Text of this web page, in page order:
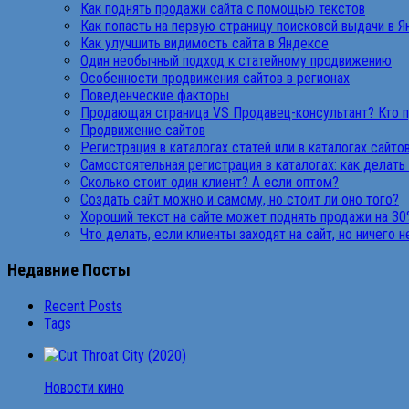
Как поднять продажи сайта с помощью текстов
Как попасть на первую страницу поисковой выдачи в
Как улучшить видимость сайта в Яндексе
Один необычный подход к статейному продвижению
Особенности продвижения сайтов в регионах
Поведенческие факторы
Продающая страница VS Продавец-консультант? Кто
Продвижение сайтов
Регистрация в каталогах статей или в каталогах
Самостоятельная регистрация в каталогах: как
Сколько стоит один клиент? А если оптом?
Создать сайт можно и самому, но стоит ли оно того?
Хороший текст на сайте может поднять продажи на
Что делать, если клиенты заходят на сайт, но ничего
Недавние Посты
Recent Posts
Tags
Новости кино